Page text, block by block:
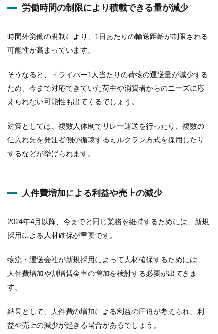
労働時間の制限により積載できる量が減少
時間外労働の規制により、1日あたりの輸送距離が制限される
可能性が高まっています。
そうなると、ドライバー1人当たりの荷物の運送量が減少する
ため、今まで対応できていた荷主や消費者からのニーズに応
えられない可能性も出てくるでしょう。
対策としては、複数人体制でリレー運送を行ったり、複数の
仕入れ先を発注者側が循環するミルクラン方式を採用したり
するなどが挙げられます。
人件費増加による利益や売上の減少
2024年4月以降、今までと同じ業務を維持するためには、新規
採用による人材確保が重要です。
物流・運送会社が新規採用によって人材確保するためには、
人件費増加や割増賃金率の増加を検討する必要が出てきま
す。
結果として、人件費の増加による利益の圧迫が考えられ、利
益や売上の減少が起きる場合があるでしょう。